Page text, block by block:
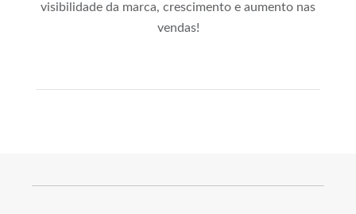
visibilidade da marca, crescimento e aumento nas
vendas!